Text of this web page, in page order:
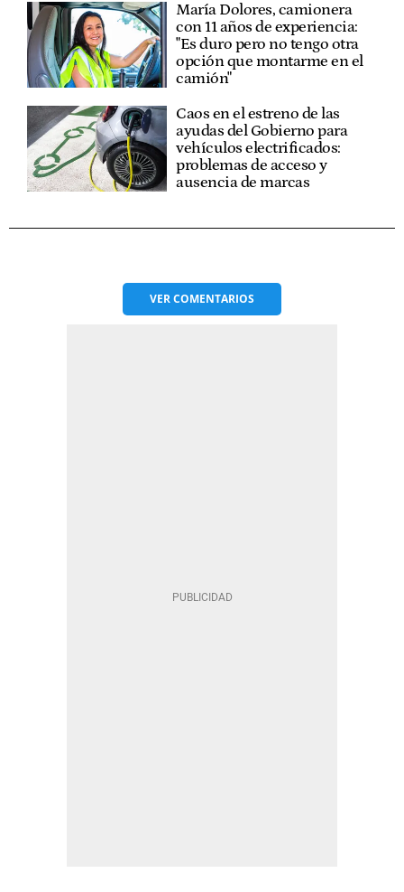
María Dolores, camionera
con 11 años de experiencia:
"Es duro pero no tengo otra
opción que montarme en el
camión"
Caos en el estreno de las
ayudas del Gobierno para
vehículos electrificados:
problemas de acceso y
ausencia de marcas
VERCOMENTARIOS